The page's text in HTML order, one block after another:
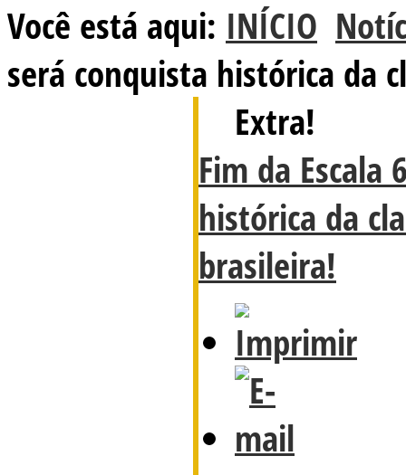
Você está aqui: INÍCIO
será conquista histórica da
Extra!
Fim da Escala
histórica da
brasileira!